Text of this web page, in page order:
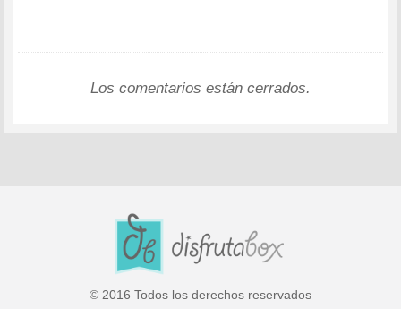
Los comentarios están cerrados.
© 2016 Todos los derechos reservados